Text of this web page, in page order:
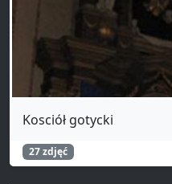
Kosciół gotycki
27 zdjęć